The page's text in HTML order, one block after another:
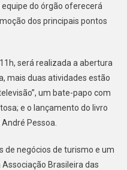
do órgão oferecerá
dos principais pontos
será realizada a abertura
mais duas atividades estão
um bate-papo com
e o lançamento do livro
Pessoa.
de negócios de turismo e um
Brasileira das